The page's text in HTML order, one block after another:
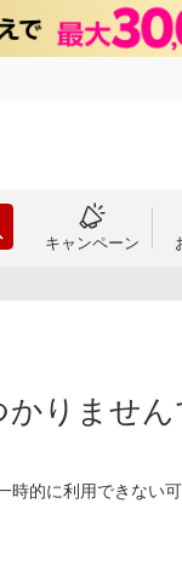
キャンペーン
りません
的に利用できない可